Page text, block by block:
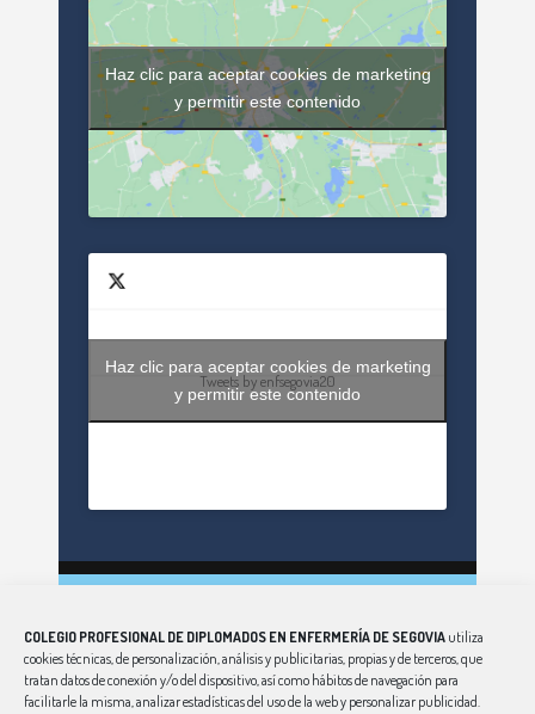
COLEGIO PROFESIONAL DE DIPLOMADOS EN ENFERMERÍA DE SEGOVIA utiliza
cookies técnicas, de personalización, análisis y publicitarias, propias y de terceros, que
tratan datos de conexión y/o del dispositivo, así como hábitos de navegación para
facilitarle la misma, analizar estadísticas del uso de la web y personalizar publicidad.
Haz clic para aceptar cookies de marketing
y permitir este contenido
Tweets by enfsegovia20
Haz clic para aceptar cookies de marketing
y permitir este contenido
SALAMANCA|SORIA|VALLADOLID|ZAMORA
Aviso Legal | Política de Privacidad | Política de Cookies